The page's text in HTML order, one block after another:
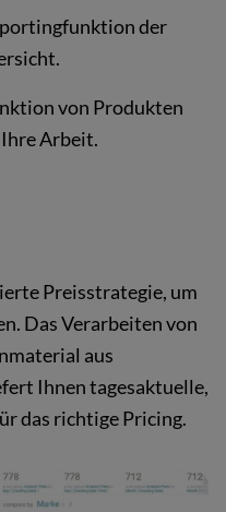
der
von Produkten
Arbeit.
Preisstrategie, um
Das Verarbeiten von
aus
Ihnen tagesaktuelle,
das richtige Pricing.